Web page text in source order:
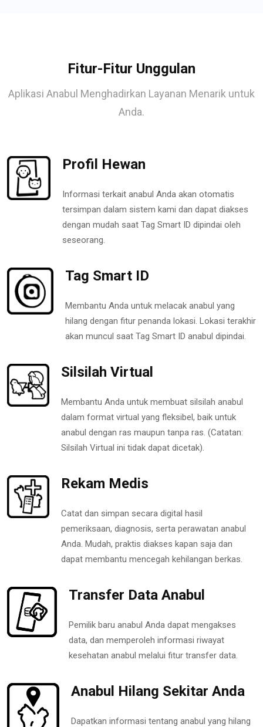
Fitur-Fitur Unggulan
Aplikasi Anabul Menghadirkan Layanan Menarik untuk
Anda.
Profil Hewan
Informasi terkait anabul Anda akan otomatis
tersimpan dalam sistem kami dan dapat diakses
dengan mudah saat Tag Smart ID dipindai oleh
seseorang.
Tag Smart ID
Membantu Anda untuk melacak anabul yang
hilang dengan fitur penanda lokasi. Lokasi terakhir
akan muncul saat Tag Smart ID anabul dipindai.
Silsilah Virtual
Membantu Anda untuk membuat silsilah anabul
dalam format virtual yang fleksibel, baik untuk
anabul dengan ras maupun tanpa ras. (Catatan:
Silsilah Virtual ini tidak dapat dicetak).
Rekam Medis
Catat dan simpan secara digital hasil
pemeriksaan, diagnosis, serta perawatan anabul
Anda. Mudah, praktis diakses kapan saja dan
dapat membantu mencegah kehilangan berkas.
Transfer Data Anabul
Pemilik baru anabul Anda dapat mengakses
data, dan memperoleh informasi riwayat
kesehatan anabul melalui fitur transfer data.
Anabul Hilang Sekitar Anda
Dapatkan informasi tentang anabul yang hilang